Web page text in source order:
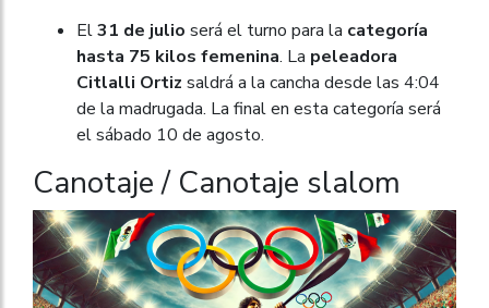
El31 de julio será el turno para la categoría
hasta 75 kilos femenina. La peleadora
Citlalli Ortiz saldrá a la cancha desde las 4:04
de la madrugada. La final en esta categoría será
el sábado 10 de agosto.
Canotaje / Canotaje slalom